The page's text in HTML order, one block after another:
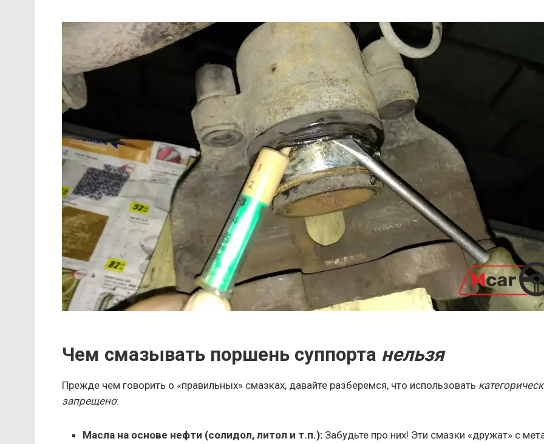
Чем смазывать поршень суппорта нельзя
Прежде чем говорить о «правильных» смазках, давайте разберемся, что использовать
запрещено:
Масла на основе нефти (солидол, литол и т.п.): Забудьте про них! Эти смазки «дружат» с